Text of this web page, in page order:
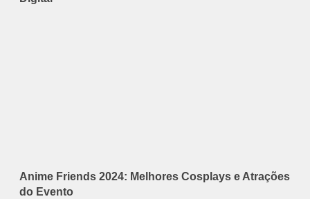
Anime Friends 2024: Melhores Cosplays e Atrações
do Evento